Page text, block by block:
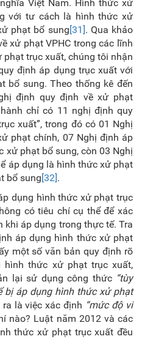
Việt Nam. Hình thức xử
với tư cách là hình thức xử
phạt bổ sung[31]. Qua khảo
xử phạt VPHC trong các lĩnh
trục xuất, chúng tôi nhận
định áp dụng trục xuất với
bổ sung. Theo thống kê đến
định quy định về xử phạt
chỉ có 11 nghị định quy
xuất”, trong đó có 01 Nghị
phạt chính, 07 Nghị định áp
xử phạt bổ sung, còn 03 Nghị
áp dụng là hình thức xử phạt
bổ sung[32].
dụng hình thức xử phạt trục
có tiêu chí cụ thể để xác
khi áp dụng trong thực tế. Tra
áp dụng hình thức xử phạt
một số văn bản quy định rõ
thức xử phạt trục xuất,
lại sử dụng công thức “tùy
bị áp dụng hình thức xử phạt
là việc xác định “mức độ vi
nào? Luật năm 2012 và các
thức xử phạt trục xuất đều